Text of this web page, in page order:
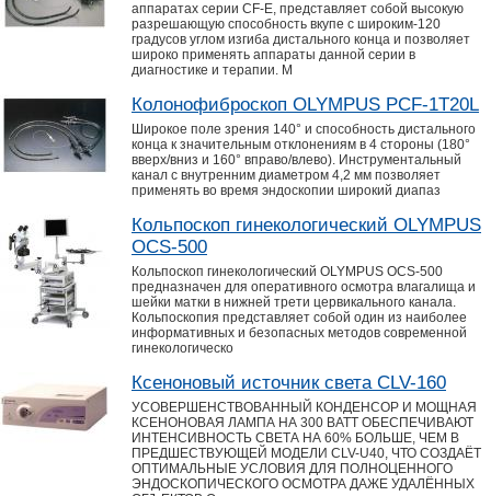
аппаратах серии CF-E, представляет собой высокую
разрешающую способность вкупе с широким-120
градусов углом изгиба дистального конца и позволяет
широко применять аппараты данной серии в
диагностике и терапии. М
Колонофиброскоп OLYMPUS PCF-1T20L
Широкое поле зрения 140° и способность дистального
конца к значительным отклонениям в 4 стороны (180°
вверх/вниз и 160° вправо/влево). Инструментальный
канал с внутренним диаметром 4,2 мм позволяет
применять во время эндоскопии широкий диапаз
Кольпоскоп гинекологический OLYMPUS
OCS-500
Кольпоскоп гинекологический OLYMPUS OCS-500
предназначен для оперативного осмотра влагалища и
шейки матки в нижней трети цервикального канала.
Кольпоскопия представляет собой один из наиболее
информативных и безопасных методов современной
гинекологическо
Ксеноновый источник света CLV-160
УСОВЕРШЕНСТВОВАННЫЙ КОНДЕНСОР И МОЩНАЯ
КСЕНОНОВАЯ ЛАМПА НА 300 ВАТТ ОБЕСПЕЧИВАЮТ
ИНТЕНСИВНОСТЬ СВЕТА НА 60% БОЛЬШЕ, ЧЕМ В
ПРЕДШЕСТВУЮЩЕЙ МОДЕЛИ CLV-U40, ЧТО СОЗДАЁТ
ОПТИМАЛЬНЫЕ УСЛОВИЯ ДЛЯ ПОЛНОЦЕННОГО
ЭНДОСКОПИЧЕСКОГО ОСМОТРА ДАЖЕ УДАЛЁННЫХ